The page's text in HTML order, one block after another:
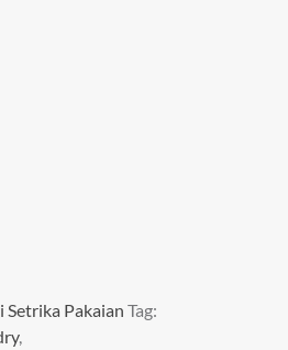
Setrika Pakaian Tag:
,